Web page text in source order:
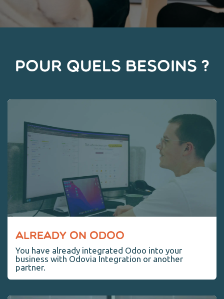
POUR QUELS BESOINS ?
ALREADY ON ODOO
You have already integrated Odoo into your
business with Odovia Integration or another
partner.